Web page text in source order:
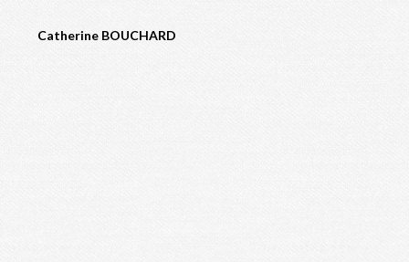
Catherine BOUCHARD